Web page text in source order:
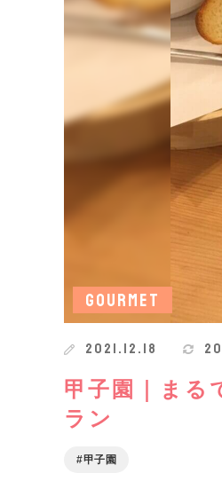
GOURMET
2021.12.18
甲子園｜まる
ラン
甲子園